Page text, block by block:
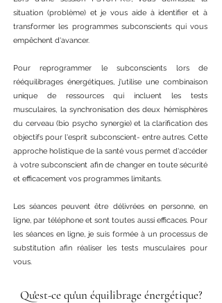
situation (problème) et je vous aide à identifier et à
transformer les programmes subconscients qui vous
empêchent d'avancer.
Pour reprogrammer le subconscients lors de
rééquilibrages énergétiques, j'utilise une combinaison
unique de ressources qui incluent les tests
musculaires, la synchronisation des deux hémisphères
du cerveau (bio psycho synergie) et la clarification des
objectifs pour l'esprit subconscient- entre autres. Cette
approche holistique de la santé vous permet d'accéder
à votre subconscient afin de changer en toute sécurité
et efficacement vos programmes limitants.
Les séances peuvent être délivrées en personne,en
ligne, par téléphone et sont toutes aussi efficaces. Pour
les séances en ligne, je suis formée à un processus de
substitution afin réaliser les tests musculaires pour
vous.
Qu'est-ce qu'un équilibrage énergétique?